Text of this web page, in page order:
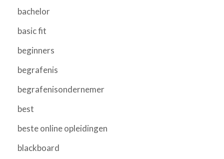
bachelor
basic fit
beginners
begrafenis
begrafenisondernemer
best
beste online opleidingen
blackboard